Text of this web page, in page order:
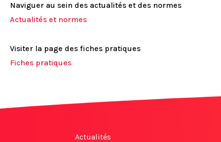
Naviguer au sein des actualités et des normes
Actualités et normes
Visiter la page des fiches pratiques
Fiches pratiques
Actualités